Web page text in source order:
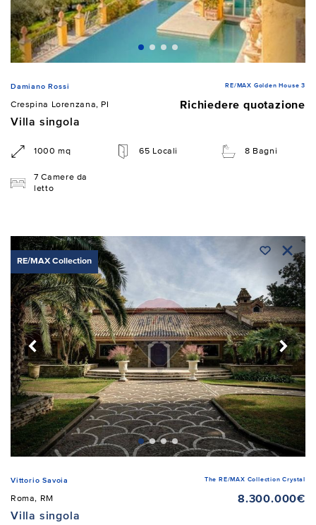
Damiano Rossi RE/MAX Golden House 3
Crespina Lorenzana, PI
Richiedere quotazione
Villa singola
1000 mq 65 Locali 8 Bagni
7 Camere da
letto
RE/MAX Collection
Vittorio Savoia The RE/MAX Collection Crystal
Roma, RM
8.300.000€
Villa singola